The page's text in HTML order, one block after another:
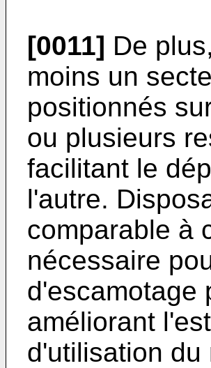
[0011] De
moins un
positionnés
ou plusieurs
facilitant le
l'autre.
comparable à
nécessaire
d'escamotage
améliorant
d'utilisation du